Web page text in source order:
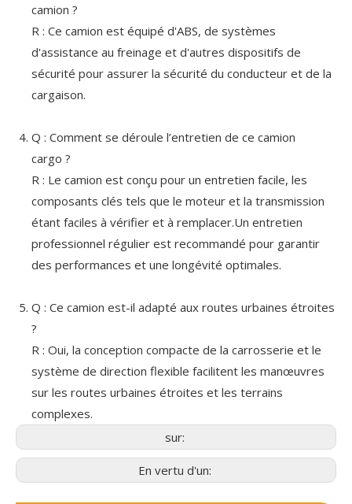
camion ?
R : Ce camion est équipé d'ABS, de systèmes
d'assistance au freinage et d'autres dispositifs de
sécurité pour assurer la sécurité du conducteur et de la
cargaison.
Q : Comment se déroule l’entretien de ce camion
cargo ?
R : Le camion est conçu pour un entretien facile, les
composants clés tels que le moteur et la transmission
étant faciles à vérifier et à remplacer.Un entretien
professionnel régulier est recommandé pour garantir
des performances et une longévité optimales.
Q : Ce camion est-il adapté aux routes urbaines étroites
?
R : Oui, la conception compacte de la carrosserie et le
système de direction flexible facilitent les manœuvres
sur les routes urbaines étroites et les terrains
complexes.
sur:
En vertu d'un: